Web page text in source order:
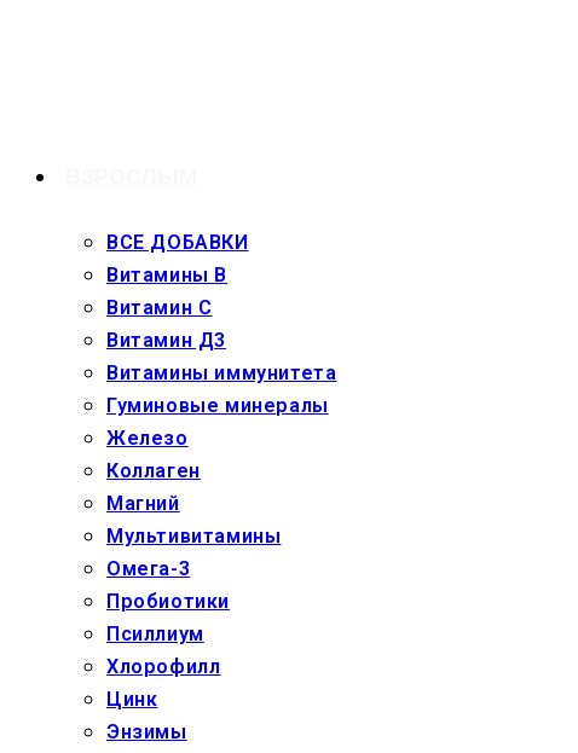
ВСЕ ДОБАВКИ
Витамины В
Витамин С
Витамин Д3
Витамины иммунитета
Гуминовые минералы
Железо
Коллаген
Магний
Мультивитамины
Омега-3
Пробиотики
Псиллиум
Хлорофилл
Цинк
Энзимы